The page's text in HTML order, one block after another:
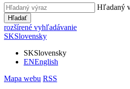
Hľadaný
Hľadať
rozšírené vyhľadávanie
SKSlovensky
SKSlovensky
ENEnglish
Mapa webu RSS